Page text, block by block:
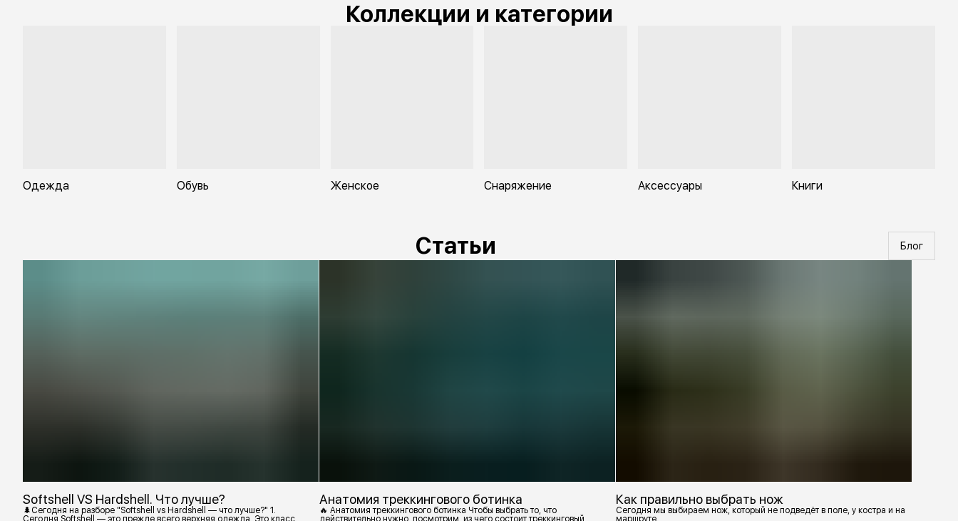
Коллекции и категории
Одежда Обувь Женское Снаряжение Аксессуары Книги
Статьи Блог
Softshell VS Hardshell. Что лучше?
🌲Сегодня на разборе "Softshell vs Hardshell — что лучше?" 1.
Сегодня Softshell — это прежде всего верхняя одежда. Это класс
Анатомия треккингового ботинка
🔥 Анатомия треккингового ботинка Чтобы выбрать то, что
действительно нужно, посмотрим, из чего состоит треккинговый
Как правильно выбрать нож
Сегодня мы выбираем нож, который не подведёт в поле, у костра и на
маршруте.